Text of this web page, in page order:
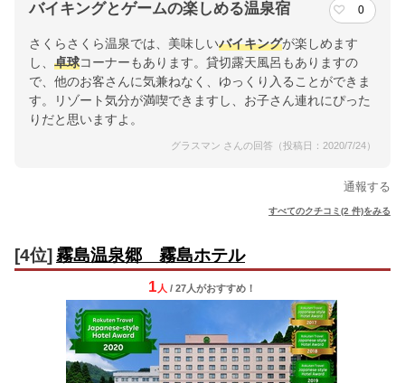
バイキングとゲームの楽しめる温泉宿 0
さくらさくら温泉では、美味しいバイキングが楽しめます
し、 卓球コーナーもあります。貸切露天風呂もありますの
で、他のお客さんに気兼ねなく、ゆっくり入ることができま
す。リゾート気分が満喫できますし、お子さん連れにぴった
りだと思いますよ。
グラスマン さんの回答（投稿日：2020/7/24）
通報する
すべてのクチコミ(2 件)をみる
[4位] 霧島温泉郷 霧島ホテル
1 人 / 27人がおすすめ！